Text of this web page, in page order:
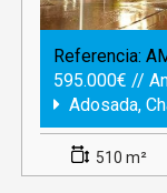
Referencia:
595.000€ //
Adosada,
510 m²